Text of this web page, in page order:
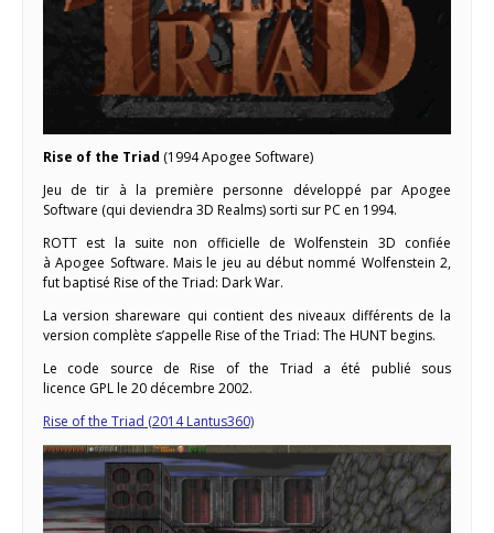
Rise of the Triad (1994 Apogee Software)
Jeu de tir à la première personne développé par Apogee
Software (qui deviendra 3D Realms) sorti sur PC en 1994.
ROTT est la suite non officielle de Wolfenstein 3D confiée
à Apogee Software. Mais le jeu au début nommé Wolfenstein 2,
fut baptisé Rise of the Triad: Dark War.
La version shareware qui contient des niveaux différents de la
version complète s’appelle Rise of the Triad: The HUNT begins.
Le code source de Rise of the Triad a été publié sous
licence GPL le 20 décembre 2002.
Rise of the Triad (2014 Lantus360)